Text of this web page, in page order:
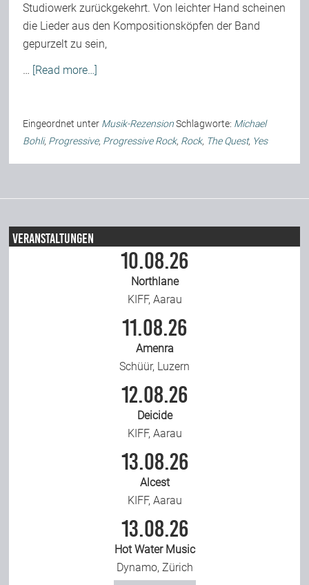
Studiowerk zurückgekehrt. Von leichter Hand scheinen
die Lieder aus den Kompositionsköpfen der Band
gepurzelt zu sein,
… [Read more…]
Eingeordnet unter Musik-Rezension Schlagworte: Michael
Bohli, Progressive, Progressive Rock, Rock, The Quest, Yes
Veranstaltungen
10.08.26
Northlane
KIFF, Aarau
11.08.26
Amenra
Schüür, Luzern
12.08.26
Deicide
KIFF, Aarau
13.08.26
Alcest
KIFF, Aarau
13.08.26
Hot Water Music
Dynamo, Zürich